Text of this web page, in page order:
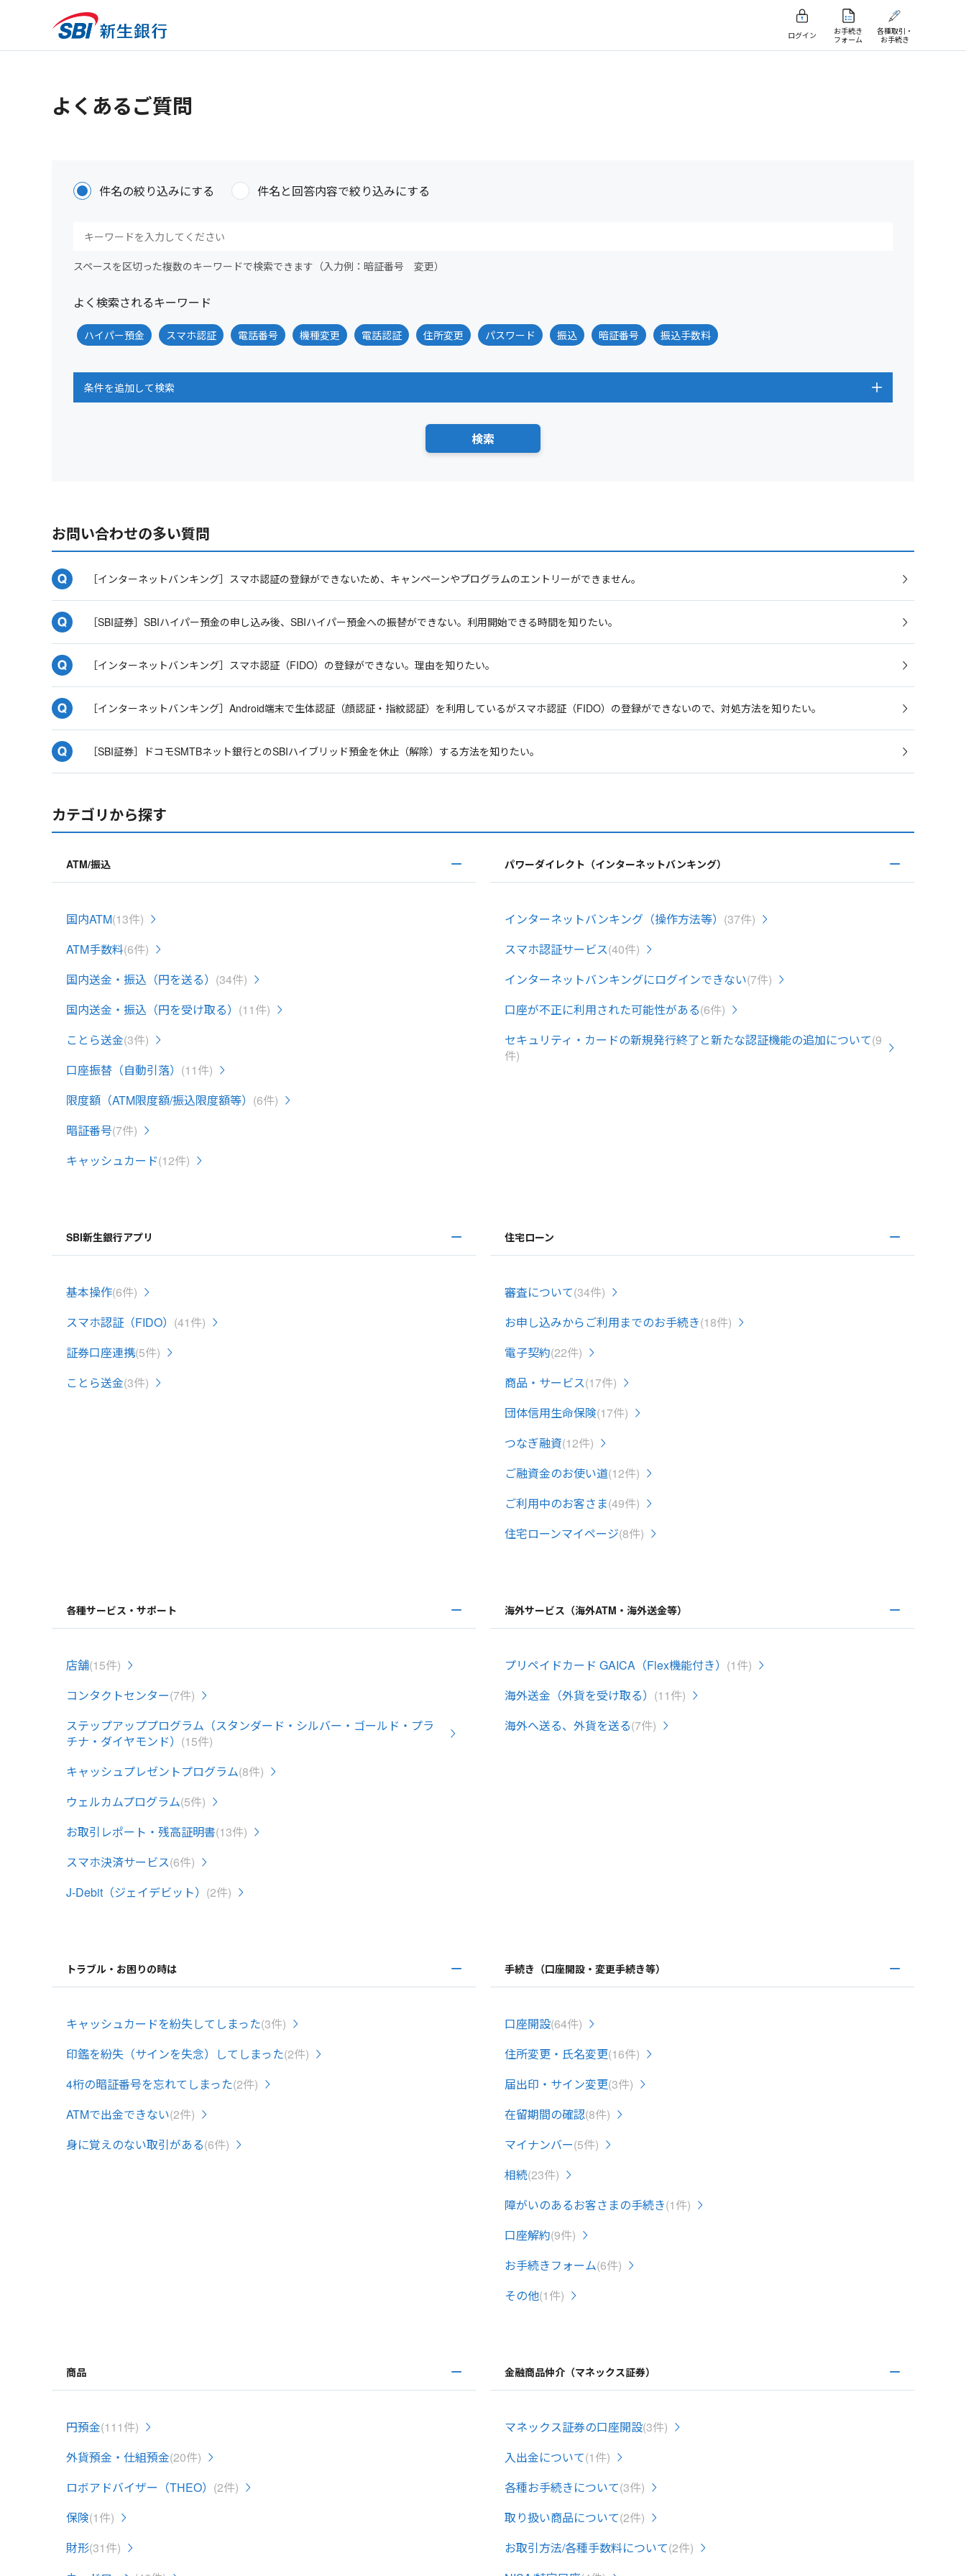
ログイン
お手続き
フォーム
各種取引・
お手続き
よくあるご質問
件名の絞り込みにする 件名と回答内容で絞り込みにする
スペースを区切った複数のキーワードで検索できます（入力例：暗証番号 変更）
よく検索されるキーワード
ハイパー預金 スマホ認証 電話番号 機種変更 電話認証 住所変更 パスワード 振込 暗証番号 振込手数料
条件を追加して検索
お問い合わせの多い質問
［インターネットバンキング］スマホ認証の登録ができないため、キャンペーンやプログラムのエントリーができません。
［SBI証券］SBIハイパー預金の申し込み後、SBIハイパー預金への振替ができない。利用開始できる時間を知りたい。
［インターネットバンキング］スマホ認証（FIDO）の登録ができない。理由を知りたい。
［インターネットバンキング］Android端末で生体認証（顔認証・指紋認証）を利用しているがスマホ認証（FIDO）の登録ができないので、対処方法を知りたい。
［SBI証券］ドコモSMTBネット銀行とのSBIハイブリッド預金を休止（解除）する方法を知りたい。
カテゴリから探す
ATM/振込
国内ATM(13件)
ATM手数料(6件)
国内送金・振込（円を送る） (34件)
国内送金・振込（円を受け取る） (11件)
ことら送金(3件)
口座振替（自動引落） (11件)
限度額（ATM限度額/振込限度額等） (6件)
暗証番号(7件)
キャッシュカード(12件)
パワーダイレクト（インターネットバンキング）
インターネットバンキング（操作方法等） (37件)
スマホ認証サービス(40件)
インターネットバンキングにログインできない(7件)
口座が不正に利用された可能性がある(6件)
セキュリティ・カードの新規発行終了と新たな認証機能の追加について(9
件)
SBI新生銀行アプリ
基本操作(6件)
スマホ認証（FIDO） (41件)
証券口座連携(5件)
ことら送金(3件)
住宅ローン
審査について(34件)
お申し込みからご利用までのお手続き(18件)
電子契約(22件)
商品・サービス(17件)
団体信用生命保険(17件)
つなぎ融資(12件)
ご融資金のお使い道(12件)
ご利用中のお客さま(49件)
住宅ローンマイページ(8件)
各種サービス・サポート
店舗(15件)
コンタクトセンター(7件)
ステップアッププログラム（スタンダード・シルバー・ゴールド・プラ
チナ・ダイヤモンド） (15件)
キャッシュプレゼントプログラム(8件)
ウェルカムプログラム(5件)
お取引レポート・残高証明書(13件)
スマホ決済サービス(6件)
J-Debit（ジェイデビット） (2件)
海外サービス（海外ATM・海外送金等）
プリペイドカード GAICA（Flex機能付き） (1件)
海外送金（外貨を受け取る） (11件)
海外へ送る、外貨を送る(7件)
トラブル・お困りの時は
キャッシュカードを紛失してしまった(3件)
印鑑を紛失（サインを失念）してしまった(2件)
4桁の暗証番号を忘れてしまった(2件)
ATMで出金できない(2件)
身に覚えのない取引がある(6件)
手続き（口座開設・変更手続き等）
口座開設(64件)
住所変更・氏名変更(16件)
届出印・サイン変更(3件)
在留期間の確認(8件)
マイナンバー(5件)
相続(23件)
障がいのあるお客さまの手続き(1件)
口座解約(9件)
お手続きフォーム(6件)
その他(1件)
商品
円預金(111件)
外貨預金・仕組預金(20件)
ロボアドバイザー（THEO） (2件)
保険(1件)
財形(31件)
金融商品仲介（マネックス証券）
マネックス証券の口座開設(3件)
入出金について(1件)
各種お手続きについて(3件)
取り扱い商品について(2件)
お取引方法/各種手数料について(2件)